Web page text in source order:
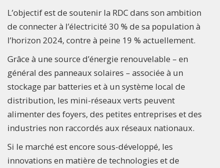
L’objectif est de soutenir la RDC dans son ambition
de connecter à l’électricité 30 % de sa population à
l’horizon 2024, contre à peine 19 % actuellement.
Grâce à une source d’énergie renouvelable – en
général des panneaux solaires – associée à un
stockage par batteries et à un système local de
distribution, les mini-réseaux verts peuvent
alimenter des foyers, des petites entreprises et des
industries non raccordés aux réseaux nationaux.
Si le marché est encore sous-développé, les
innovations en matière de technologies et de